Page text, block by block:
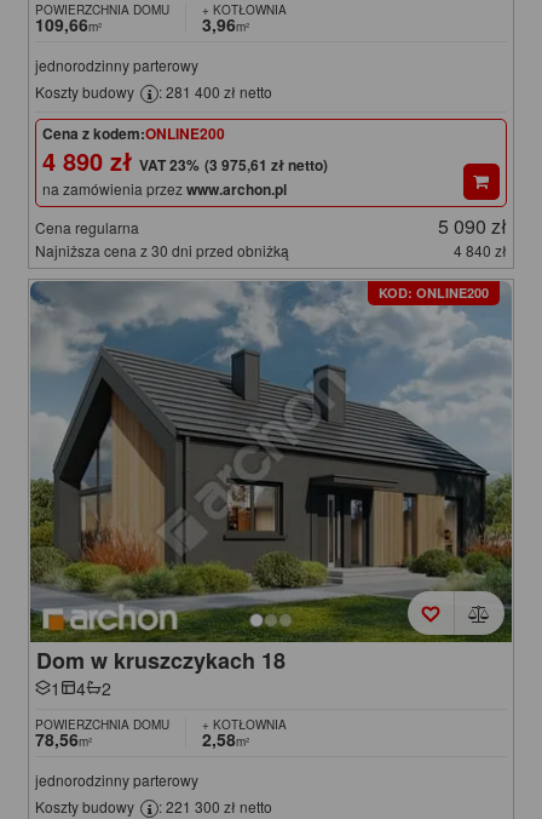
POWIERZCHNIA DOMU
109,66m²
+ KOTŁOWNIA
3,96m²
jednorodzinny parterowy
Koszty budowy
: 281 400 zł netto
Cena z kodem:ONLINE200
4 890 zł (3 975,61 zł netto)
na zamówienia przezwww.archon.pl
Cena regularna 5 090 zł
Najniższa cena z 30 dni przed obniżką 4 840 zł
KOD: ONLINE200
Dom w kruszczykach 18
1 4 2
POWIERZCHNIA DOMU
78,56m²
+ KOTŁOWNIA
2,58m²
jednorodzinny parterowy
Koszty budowy
: 221 300 zł netto